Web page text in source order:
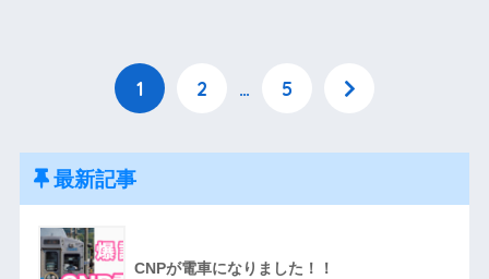
1 2 … 5
最新記事
CNPが電車になりました！！